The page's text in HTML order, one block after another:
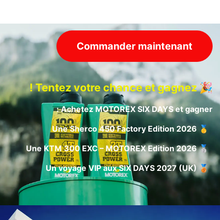
Commander maintenant
🎉
Tentez votre chance et gagnez !
Achetez MOTOREX SIX DAYS et gagner :
🥇 Une Sherco 450 Factory Edition 2026
🥈 Une KTM 300 EXC – MOTOREX Edition 2026
🥉 Un voyage VIP aux SIX DAYS 2027 (UK)